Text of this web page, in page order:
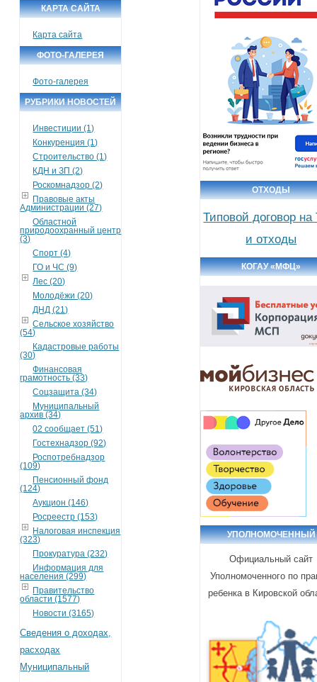
КАРТА САЙТА
Карта сайта
ФОТО-ГАЛЕРЕЯ
Фото-галерея
РУБРИКИ НОВОСТЕЙ
Инвестиции (1)
Конкуренция (1)
Строительство (1)
КДН и ЗП (2)
Роскомнадзор (2)
Правовые акты
Администрации (27)
Областной
природоохранный центр
(3)
Спорт (4)
ГО и ЧС (9)
Лес (20)
Молодёжи (20)
ДНД (21)
Сельское хозяйство
(54)
Кадастровые работы
(30)
Финансовая
грамотность (33)
Соцзащита (34)
Муниципальный
архив (34)
02 сообщает (51)
Гостехнадзор (92)
Роспотребнадзор
(109)
Пенсионный фонд
(124)
Аукцион (146)
Росреестр (153)
Налоговая инспекция
(323)
Прокуратура (232)
Информация для
населения (299)
Правительство
области (1577)
Новости (3165)
Сведения о доходах,
расходах
Муниципальный
ОТХОДЫ
Типовой договор
и отходы
КОГАУ «МФЦ»
УПОЛНОМОЧЕННЫЙ
Официальный сайт
Уполномоченного по
ребенка в Кировской